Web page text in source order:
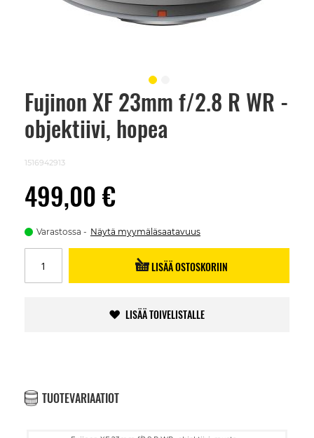
Fujinon XF 23mm f/2.8 R WR -
objektiivi, hopea
1516942913
499,00 €
Varastossa Näytä myymäläsaatavuus
LISÄÄ OSTOSKORIIN
LISÄÄ TOIVELISTALLE
TUOTEVARIAATIOT
Skip
beginning
images